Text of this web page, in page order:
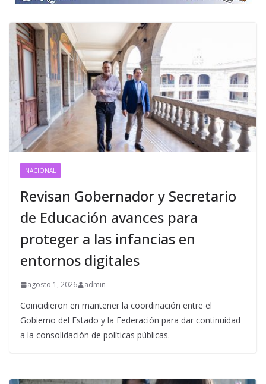
NACIONAL
Revisan Gobernador y Secretario
de Educación avances para
proteger a las infancias en
entornos digitales
agosto 1, 2026 admin
Coincidieron en mantener la coordinación entre el
Gobierno del Estado y la Federación para dar continuidad
a la consolidación de políticas públicas.